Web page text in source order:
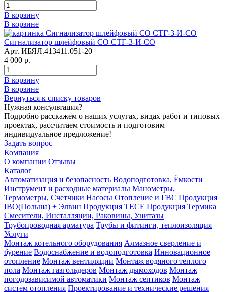
В корзину
В корзине
Сигнализатор шлейфовый СО СТГ-3-И-СО
Арт. ИБЯЛ.413411.051-20
4 000 р.
В корзину
В корзине
Вернуться к списку товаров
Нужная консультация?
Подробно расскажем о наших услугах, видах работ и типовых
проектах, рассчитаем стоимость и подготовим
индивидуальное предложение!
Задать вопрос
Компания
О компании Отзывы
Каталог
Автоматизация и безопасность Водоподготовка, Ёмкости
Инструмент и расходные материалы Манометры,
Термометры, Счетчики Насосы Отопление и ГВС Продукция
IBO(Польша) + Элвин Продукция TECE Продукция Термика
Смесители, Инсталляции, Раковины, Унитазы
Трубопроводная арматура Трубы и фитинги, теплоизоляция
Услуги
Монтаж котельного оборудования Алмазное сверление и
бурение Водоснабжение и водоподготовка Инновационное
отопление Монтаж вентиляции Монтаж водяного теплого
пола Монтаж газгольдеров Монтаж дымоходов Монтаж
погодозависимой автоматики Монтаж септиков Монтаж
систем отопления Проектирование и технические решения